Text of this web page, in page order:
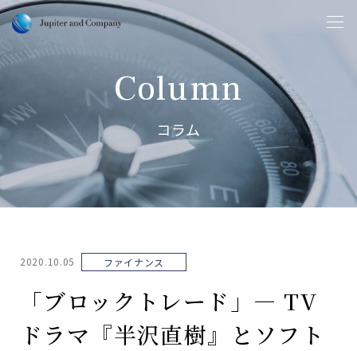
Column
コラム
2020.10.05 ファイナンス
「ブロックトレード」― TV
ドラマ『半沢直樹』とソフト